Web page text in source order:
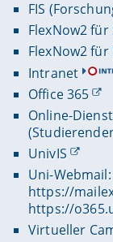
FIS
FlexNow2
FlexNow2
Intranet
Office 365
Online-
UnivIS
Uni-Webmail:
https://
https://
Virtueller